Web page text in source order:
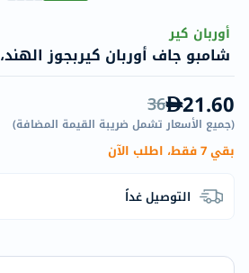
أوربان كير
شامبو جاف أوربان كيربجوز الهند، 200 مل
21.60
36
(جميع الأسعار تشمل ضريبة القيمة المضافة)
بقي 7 فقط، اطلب الآن
التوصيل غداً